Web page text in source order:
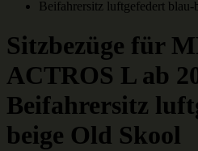
Sitzbezüge für
ACTROS L ab
Beifahrersitz
beige Old Skool